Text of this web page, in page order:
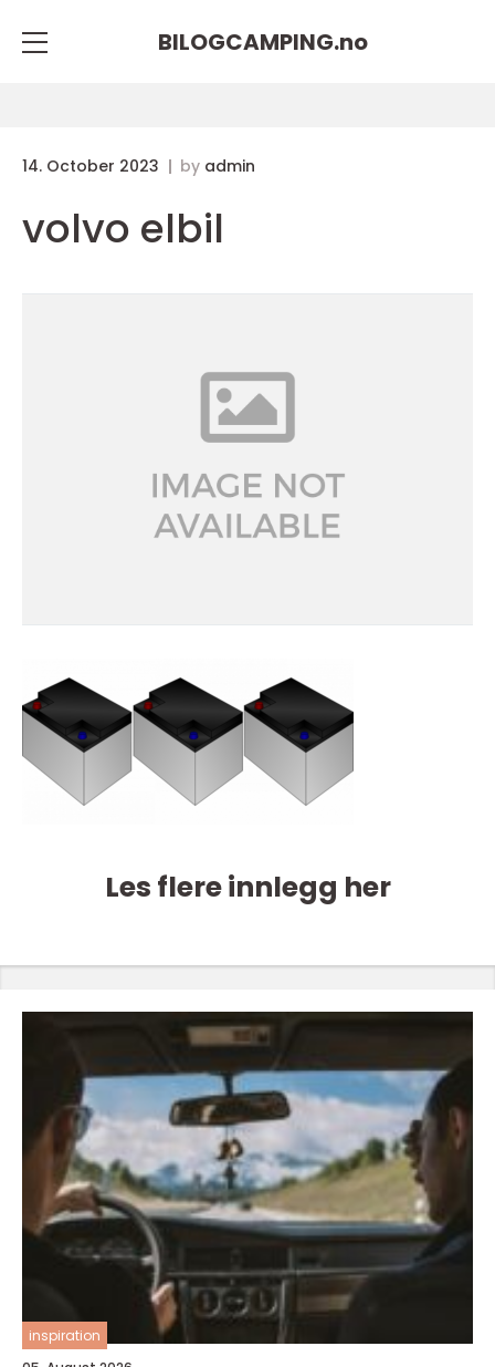
BILOGCAMPING.no
14. October 2023 by admin
volvo elbil
Les flere innlegg her
inspiration